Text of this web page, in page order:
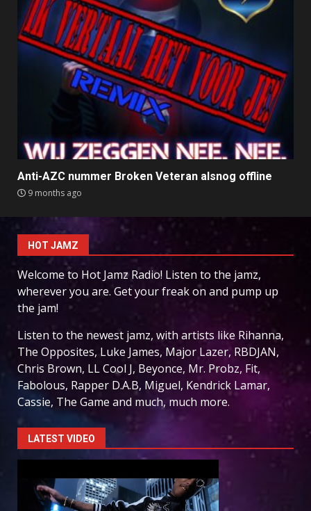
Anti-AZC nummer Broken Veteran alsnog offline
9 months ago
HOT JAMZ
Welcome to Hot Jamz Radio! Listen to the jamz,
wherever you are. Get your freak on and pump up
the jam!
Listen to the newest jamz, with artists like Rihanna,
The Opposites, Luke James, Major Lazer, RBDJAN,
Chris Brown, LL Cool J, Beyonce, Mr. Probz, Fit,
Fabolous, Rapper D.A.B, Miguel, Kendrick Lamar,
Cassie, The Game and much, much more.
LATEST VIDEO